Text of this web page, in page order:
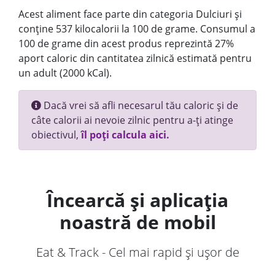
Acest aliment face parte din categoria Dulciuri și
conține 537 kilocalorii la 100 de grame. Consumul a
100 de grame din acest produs reprezintă 27%
aport caloric din cantitatea zilnică estimată pentru
un adult (2000 kCal).
Dacă vrei să afli necesarul tău caloric și de
câte calorii ai nevoie zilnic pentru a-ți atinge
obiectivul,îl poți calcula aici.
Încearcă și aplicația
noastră de mobil
Eat & Track - Cel mai rapid și ușor de